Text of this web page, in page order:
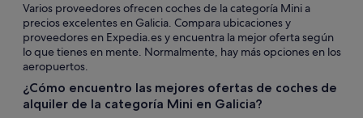
Varios proveedores ofrecen coches de la categoría Mini a
precios excelentes en Galicia. Compara ubicaciones y
proveedores en Expedia.es y encuentra la mejor oferta según
lo que tienes en mente. Normalmente, hay más opciones en los
aeropuertos.
¿Cómo encuentro las mejores ofertas de coches de
alquiler de la categoría Mini en Galicia?